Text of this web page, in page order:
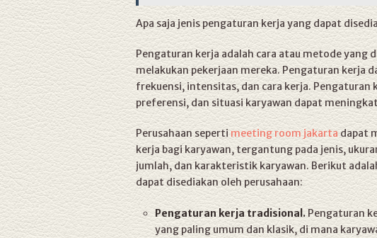
Apa saja jenis pengaturan kerja yang dapat
Pengaturan kerja adalah cara atau metode yang
melakukan pekerjaan mereka. Pengaturan kerja
frekuensi, intensitas, dan cara kerja. Pengaturan
preferensi, dan situasi karyawan dapat
Perusahaan sepertimeeting room jakartadapat
kerja bagi karyawan, tergantung pada jenis,
jumlah, dan karakteristik karyawan. Berikut
dapat disediakan oleh perusahaan:
Pengaturan kerja tradisional.Pengaturan
yang paling umum dan klasik, di mana